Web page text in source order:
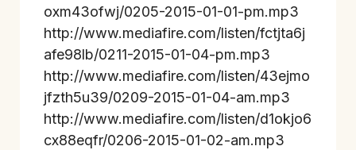
oxm43ofwj/0205-2015-01-01-pm.mp3
http://www.mediafire.com/listen/fctjta6j
afe98lb/0211-2015-01-04-pm.mp3
http://www.mediafire.com/listen/43ejmo
jfzth5u39/0209-2015-01-04-am.mp3
http://www.mediafire.com/listen/d1okjo6
cx88eqfr/0206-2015-01-02-am.mp3